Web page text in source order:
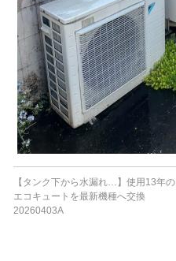
【タンク下から水漏れ…】使用13年の
エコキュートを最新機種へ交換
20260403A